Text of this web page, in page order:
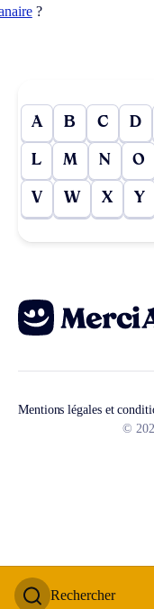
Rechercher
?
A B C D
L M N O
V W X Y
Mentions légales et
©